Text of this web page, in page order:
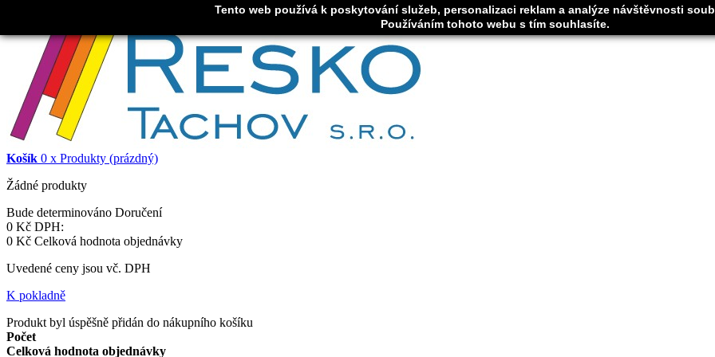
Košík 0 x Produkty (prázdný)
Žádné produkty
Bude determinováno Doručení
0 Kč DPH:
0 Kč Celková hodnota objednávky
Uvedené ceny jsou vč. DPH
K pokladně
Produkt byl úspěšně přidán do nákupního košíku
Počet
Celková hodnota objednávky
Tento web používá k poskytování služeb, personalizaci reklam a analýze návštěvnosti
Používáním tohoto webu s tím souhlasíte.